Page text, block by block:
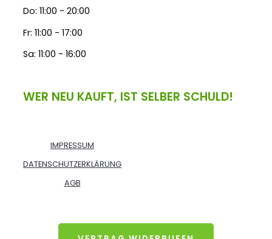
Do: 11:00 - 20:00
Fr: 11:00 - 17:00
Sa: 11:00 - 16:00
WER NEU KAUFT, IST SELBER SCHULD!
IMPRESSUM
DATENSCHUTZERKLÄRUNG
AGB